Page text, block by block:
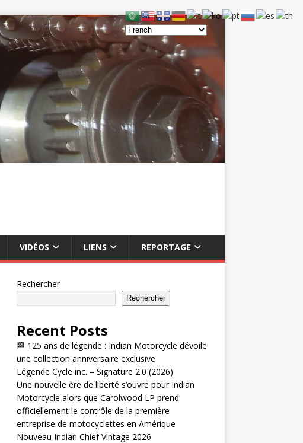
VIDÉOS LIENS REPORTAGE
Rechercher
Rechercher
Recent Posts
🏁 125 ans de légende : Indian Motorcycle dévoile
une collection anniversaire exclusive
Légende Cycle inc. – Signature 2.0 (2026)
Une nouvelle ère de liberté s’ouvre pour Indian
Motorcycle alors que Carolwood LP prend
officiellement le contrôle de la première
entreprise de motocyclettes en Amérique
Nouveau Indian Chief Vintage 2026